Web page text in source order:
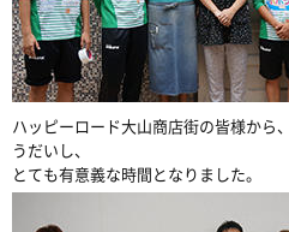
ハッピーロード大山商店街の皆様から
うだいし、
とても有意義な時間となりました。